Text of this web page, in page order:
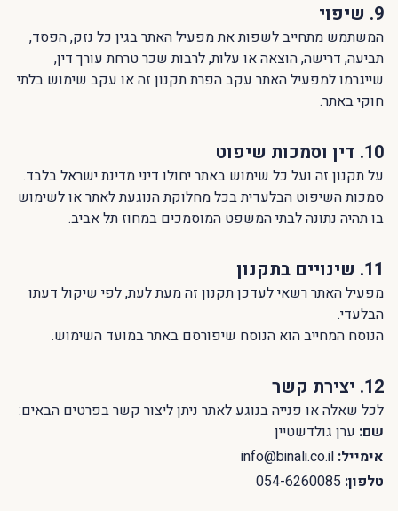
9. שיפוי
המשתמש מתחייב לשפות את מפעיל האתר בגין כל נזק, הפסד,
תביעה, דרישה, הוצאה או עלות, לרבות שכר טרחת עורך דין,
שייגרמו למפעיל האתר עקב הפרת תקנון זה או עקב שימוש בלתי
חוקי באתר.
10. דין וסמכות שיפוט
על תקנון זה ועל כל שימוש באתר יחולו דיני מדינת ישראל בלבד.
סמכות השיפוט הבלעדית בכל מחלוקת הנוגעת לאתר או לשימוש
בו תהיה נתונה לבתי המשפט המוסמכים במחוז תל אביב.
11. שינויים בתקנון
מפעיל האתר רשאי לעדכן תקנון זה מעת לעת, לפי שיקול דעתו
הבלעדי.
הנוסח המחייב הוא הנוסח שיפורסם באתר במועד השימוש.
12. יצירת קשר
לכל שאלה או פנייה בנוגע לאתר ניתן ליצור קשר בפרטים הבאים:
שם: ערן גולדשטיין
אימייל:
טלפון: